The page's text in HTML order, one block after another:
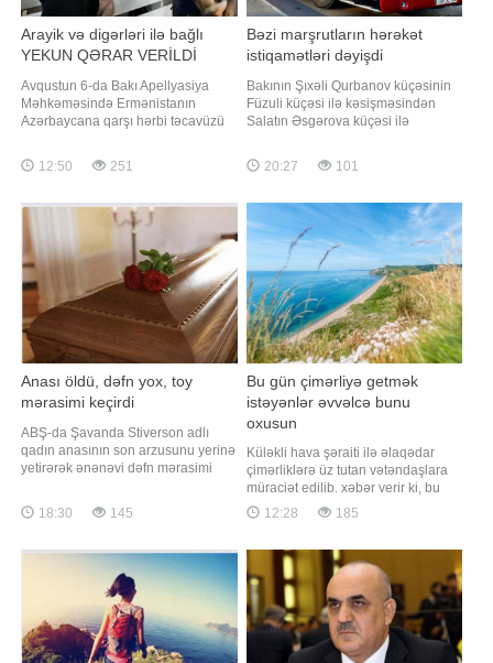
Arayik və digərləri ilə bağlı
YEKUN QƏRAR VERİLDİ
Avqustun 6-da Bakı Apellyasiya
Məhkəməsində Ermənistanın
Azərbaycana qarşı hərbi təcavüzü
əleyhinə cinayətlər, müharibə
cinayətləri, o cümlədən təcavüzkar
aparılması, soyqırımı, müharibə
qanunlarını və qaydalarını pozma,
terrorçuluq, terrorçuluğ
12:50 251
Bəzi marşrutların hərəkət
istiqamətləri dəyişdi
Bakının Şıxəli Qurbanov küçəsinin
Füzuli küçəsi ilə kəsişməsindən
Salatın Əsgərova küçəsi ilə
aidiyyəti qurum tərəfindən aparılan
təmir işləri ilə əlaqədar nəqliyyat
məhdudiyyət tətbiq edilir. BİG.AZ
xəbər verir ki, bu barədə
Azərbaycan Yerüst
20:27 101
Anası öldü, dəfn yox, toy
mərasimi keçirdi
ABŞ-da Şavanda Stiverson adlı
qadın anasının son arzusunu yerinə
yetirərək ənənəvi dəfn mərasimi
xarici mediaya istinadla xəbər verir
ki, qadının anası Delfiya Uilson
sevmədiyini bildirib və ölümündən
sonra onun şərəfinə matəm deyil,
18:30 145
Bu gün çimərliyə getmək
istəyənlər əvvəlcə bunu
oxusun
Küləkli hava şəraiti ilə əlaqədar
çimərliklərə üz tutan vətəndaşlara
müraciət edilib. xəbər verir ki, bu
barədə Fövqəladə Hallar Nazirliyi
(FHN) məlumat yayıb. Bildirilib ki,
yarımadasında küləkli hava
şəraitinin müşahidə ediləcəyini
nəzərə alaraq, Fövqəladə Hallar
Nazirliy
12:28 185